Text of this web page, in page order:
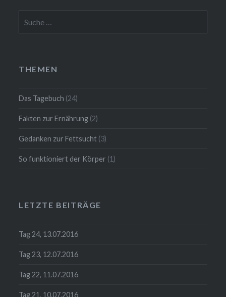
nach:
THEMEN
Das Tagebuch (24)
Fakten zur Ernährung (2)
Gedanken zur Fettsucht (3)
So funktioniert der Körper (1)
LETZTE BEITRÄGE
Tag 24, 13.07.2016
Tag 23, 12.07.2016
Tag 22, 11.07.2016
Tag 21, 10.07.2016